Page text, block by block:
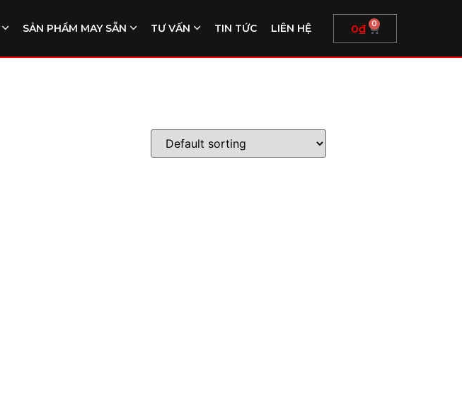
SẢN PHẨM MAY SẴN TƯ VẤN TIN TỨC LIÊN HỆ 0₫ 0